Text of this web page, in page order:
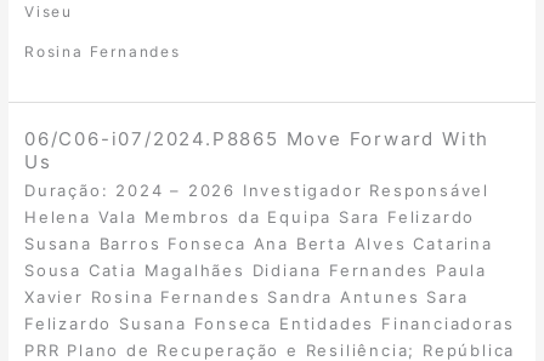
Viseu
Rosina Fernandes
06/C06-i07/2024.P8865 Move Forward With
Us
Duração: 2024 – 2026 Investigador Responsável
Helena Vala Membros da Equipa Sara Felizardo
Susana Barros Fonseca Ana Berta Alves Catarina
Sousa Catia Magalhães Didiana Fernandes Paula
Xavier Rosina Fernandes Sandra Antunes Sara
Felizardo Susana Fonseca Entidades Financiadoras
PRR Plano de Recuperação e Resiliência; República